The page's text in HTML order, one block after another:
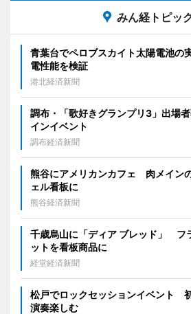
みん経トピッ
青葉台でペロブスカイト太陽電池
電性能を検証
港北経済新聞
調布・「歌好きグランプリ3」出場
インイベント
調布経済新聞
熊谷にアメリカンカフェ 肉メイン
ェル看板に
熊谷経済新聞
千歳烏山に「ディア ブレッド」 フ
ットを看板商品に
経堂経済新聞
松戸でロックセッションイベント
演奏楽しむ